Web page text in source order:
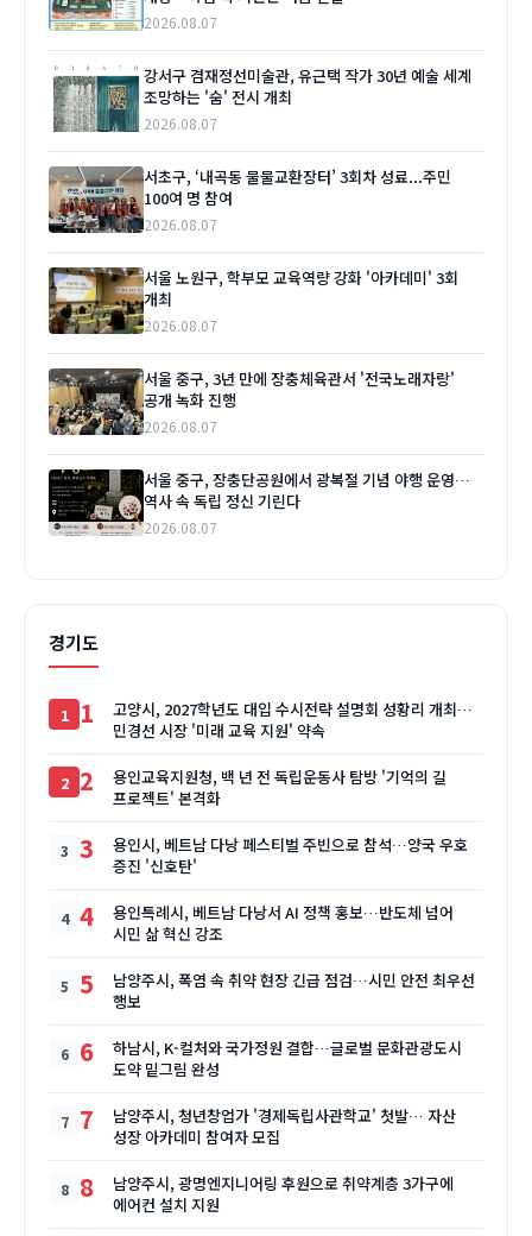
2026.08.07
강서구 겸재정선미술관, 유근택 작가 30년 예술 세계
조망하는 '숨' 전시 개최
2026.08.07
서초구, ‘내곡동 물물교환장터’ 3회차 성료...주민
100여 명 참여
2026.08.07
서울 노원구, 학부모 교육역량 강화 '아카데미' 3회
개최
2026.08.07
서울 중구, 3년 만에 장충체육관서 '전국노래자랑'
공개 녹화 진행
2026.08.07
서울 중구, 장충단공원에서 광복절 기념 야행 운영…
역사 속 독립 정신 기린다
2026.08.07
경기도
1
고양시, 2027학년도 대입 수시전략 설명회 성황리 개최…
민경선 시장 '미래 교육 지원' 약속
2
용인교육지원청, 백 년 전 독립운동사 탐방 '기억의 길
프로젝트' 본격화
3
용인시, 베트남 다낭 페스티벌 주빈으로 참석…양국 우호
증진 '신호탄'
4
용인특례시, 베트남 다낭서 AI 정책 홍보…반도체 넘어
시민 삶 혁신 강조
5
남양주시, 폭염 속 취약 현장 긴급 점검…시민 안전 최우선
행보
6
하남시, K-컬처와 국가정원 결합…글로벌 문화관광도시
도약 밑그림 완성
7
남양주시, 청년창업가 '경제독립사관학교' 첫발… 자산
성장 아카데미 참여자 모집
8
남양주시, 광명엔지니어링 후원으로 취약계층 3가구에
에어컨 설치 지원